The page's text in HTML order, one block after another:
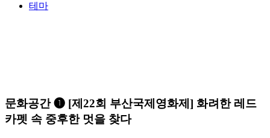
테마
문화공간 ➊ [제22회 부산국제영화제] 화려한 레드
카펫 속 중후한 멋을 찾다